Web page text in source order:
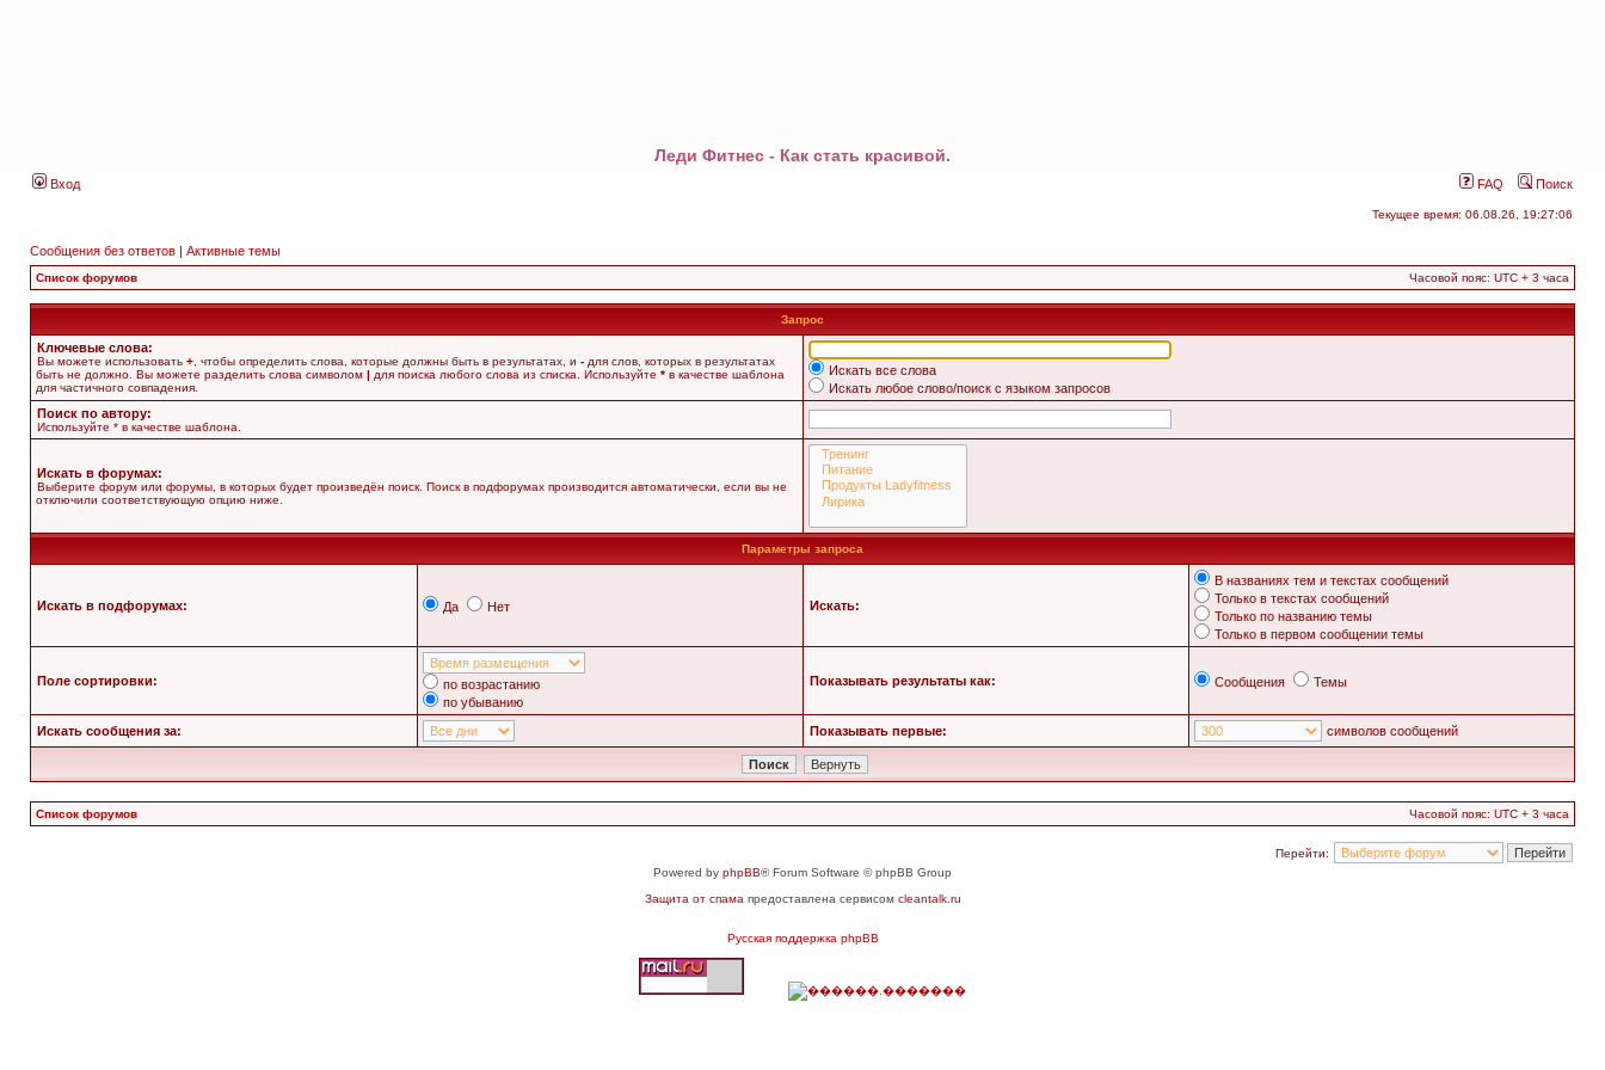
Леди Фитнес - Как стать красивой.
Вход FAQ Поиск
Текущее время: 06.08.26, 19:27:06
Сообщения без ответов | Активные темы
Список форумов Часовой пояс: UTC + 3 часа
Запрос
Ключевые слова:
Вы можете использовать + , чтобы определить слова, которые должны быть в результатах, и - для слов, которых в результатах
быть не должно. Вы можете разделить слова символом | для поиска любого слова из списка. Используйте * в качестве шаблона
для частичного совпадения.
Искать все слова
Искать любое слово/поиск с языком запросов
Поиск по автору:
Используйте * в качестве шаблона.
Искать в форумах:
Выберите форум или форумы, в которых будет произведён поиск. Поиск в подфорумах производится автоматически, если вы не
отключили соответствующую опцию ниже.
Параметры запроса
Искать в подфорумах: Да Нет Искать:
В названиях тем и текстах сообщений
Только в текстах сообщений
Только по названию темы
Только в первом сообщении темы
Поле сортировки:
по возрастанию
по убыванию
Показывать результаты как: Сообщения Темы
Искать сообщения за: Показывать первые: символов сообщений
Список форумов Часовой пояс: UTC + 3 часа
Перейти:
Powered by phpBB® Forum Software © phpBB Group
Защита от спама предоставлена сервисом cleantalk.ru
Русская поддержка phpBB